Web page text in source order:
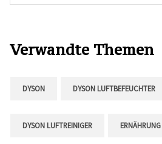
Verwandte Themen
DYSON DYSON LUFTBEFEUCHTER
DYSON LUFTREINIGER ERNÄHRUNG